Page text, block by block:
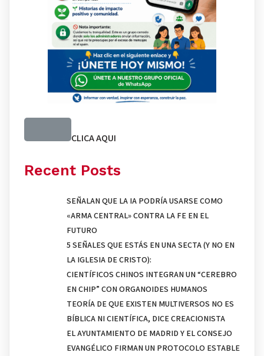
CLICA AQUI
Recent Posts
SEÑALAN QUE LA IA PODRÍA USARSE COMO
«ARMA CENTRAL» CONTRA LA FE EN EL
FUTURO
5 SEÑALES QUE ESTÁS EN UNA SECTA (Y NO EN
LA IGLESIA DE CRISTO):
CIENTÍFICOS CHINOS INTEGRAN UN “CEREBRO
EN CHIP” CON ORGANOIDES HUMANOS
TEORÍA DE QUE EXISTEN MULTIVERSOS NO ES
BÍBLICA NI CIENTÍFICA, DICE CREACIONISTA
EL AYUNTAMIENTO DE MADRID Y EL CONSEJO
EVANGÉLICO FIRMAN UN PROTOCOLO ESTABLE